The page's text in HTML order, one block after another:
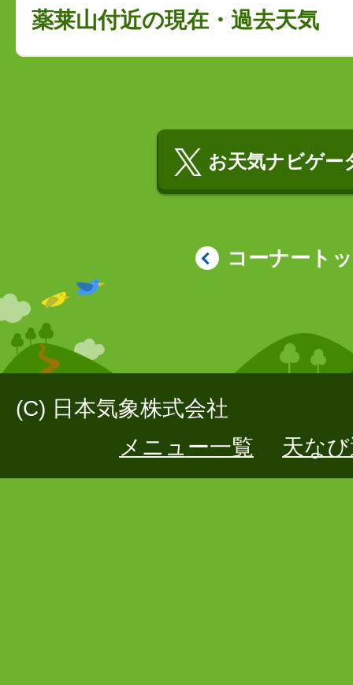
薬莱山付近の現在・過去天気
お天気ナビゲー
コーナート
(C) 日本気象株式会社
メニュー一覧
天な